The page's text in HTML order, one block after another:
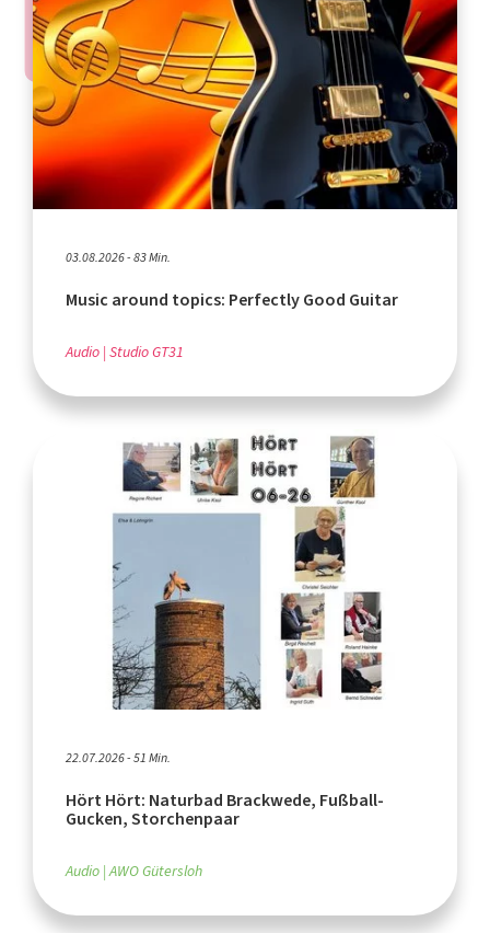
03.08.2026 - 83 Min.
Music around topics: Perfectly Good Guitar
Audio Studio GT31
22.07.2026 - 51 Min.
Hört Hört: Naturbad Brackwede, Fußball-
Gucken, Storchenpaar
Audio AWO Gütersloh